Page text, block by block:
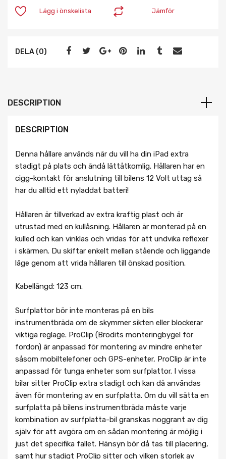
Jämför
Lägg i önskelista
DELA (0)
DESCRIPTION
DESCRIPTION
Denna hållare används när du vill ha din iPad extra
stadigt på plats och ändå lättåtkomlig. Hållaren har en
cigg-kontakt för anslutning till bilens 12 Volt uttag så
har du alltid ett nyladdat batteri!
Hållaren är tillverkad av extra kraftig plast och är
utrustad med en kullåsning. Hållaren är monterad på en
kulled och kan vinklas och vridas för att undvika reflexer
i skärmen. Du skiftar enkelt mellan stående och liggande
läge genom att vrida hållaren till önskad position.
Kabellängd: 123 cm.
Surfplattor bör inte monteras på en bils
instrumentbräda om de skymmer sikten eller blockerar
viktiga reglage. ProClip (Brodits monteringbygel för
fordon) är anpassad för montering av mindre enheter
såsom mobiltelefoner och GPS-enheter, ProClip är inte
anpassad för tunga enheter som surfplattor. I vissa
bilar sitter ProClip extra stadigt och kan då användas
även för montering av en surfplatta. Om du vill sätta en
surfplatta på bilens instrumentbräda måste varje
kombination av surfplatta-bil granskas noggrant av dig
själv för att avgöra om en sådan montering är möjlig i
just det specifika fallet. Hänsyn bör då tas till placering,
samt hur stadigt ProClip sitter och vilken storlek av